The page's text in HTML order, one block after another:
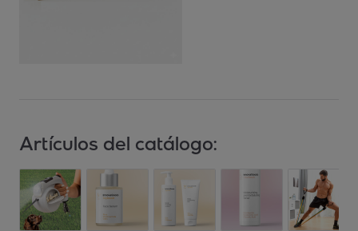
Artículos del catálogo: